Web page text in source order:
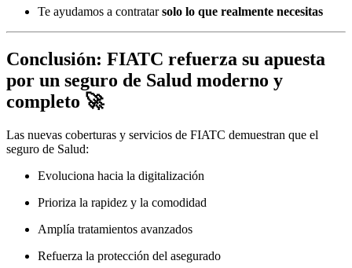
Te ayudamos a contratarsolo lo que realmente necesitas
Conclusión: FIATC refuerza su apuesta
por un seguro de Salud moderno y
completo 🚀
Las nuevas coberturas y servicios de FIATC demuestran que el
seguro de Salud:
Evoluciona hacia la digitalización
Prioriza la rapidez y la comodidad
Amplía tratamientos avanzados
Refuerza la protección del asegurado